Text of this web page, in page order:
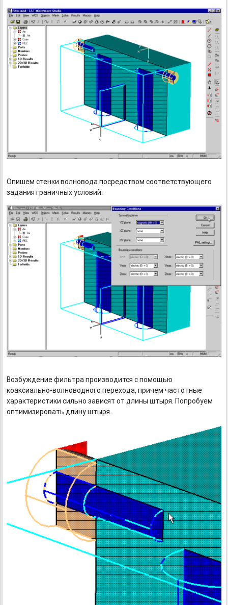
Опишем стенки волновода посредством соответствующего
задания граничных условий.
Возбуждение фильтра производится с помощью
коаксиально-волноводного перехода, причем частотные
характеристики сильно зависят от длины штыря. Попробуем
оптимизировать длину штыря.